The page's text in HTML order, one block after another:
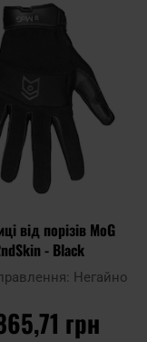
від порізів MoG
- Black
Негайно
грн